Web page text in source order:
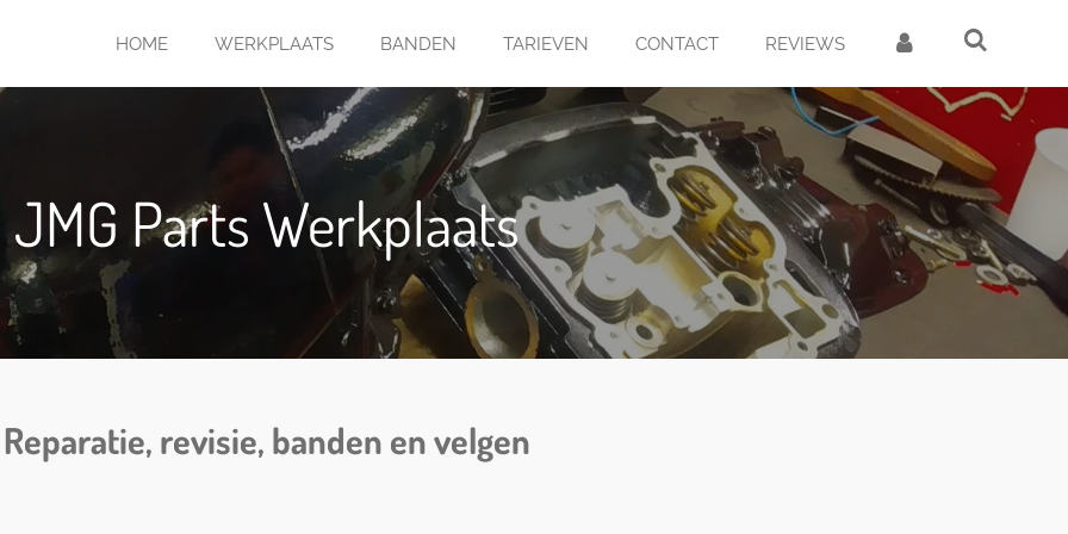
HOME WERKPLAATS BANDEN TARIEVEN CONTACT REVIEWS
JMG Parts Werkplaats
Reparatie, revisie, banden en velgen